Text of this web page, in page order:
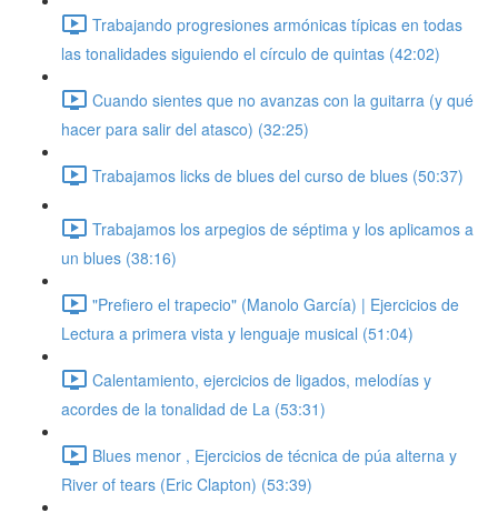
Trabajando progresiones armónicas típicas en todas
las tonalidades siguiendo el círculo de quintas (42:02)
Cuando sientes que no avanzas con la guitarra (y qué
hacer para salir del atasco) (32:25)
Trabajamos licks de blues del curso de blues (50:37)
Trabajamos los arpegios de séptima y los aplicamos a
un blues (38:16)
"Prefiero el trapecio" (Manolo García) | Ejercicios de
Lectura a primera vista y lenguaje musical (51:04)
Calentamiento, ejercicios de ligados, melodías y
acordes de la tonalidad de La (53:31)
Blues menor , Ejercicios de técnica de púa alterna y
River of tears (Eric Clapton) (53:39)